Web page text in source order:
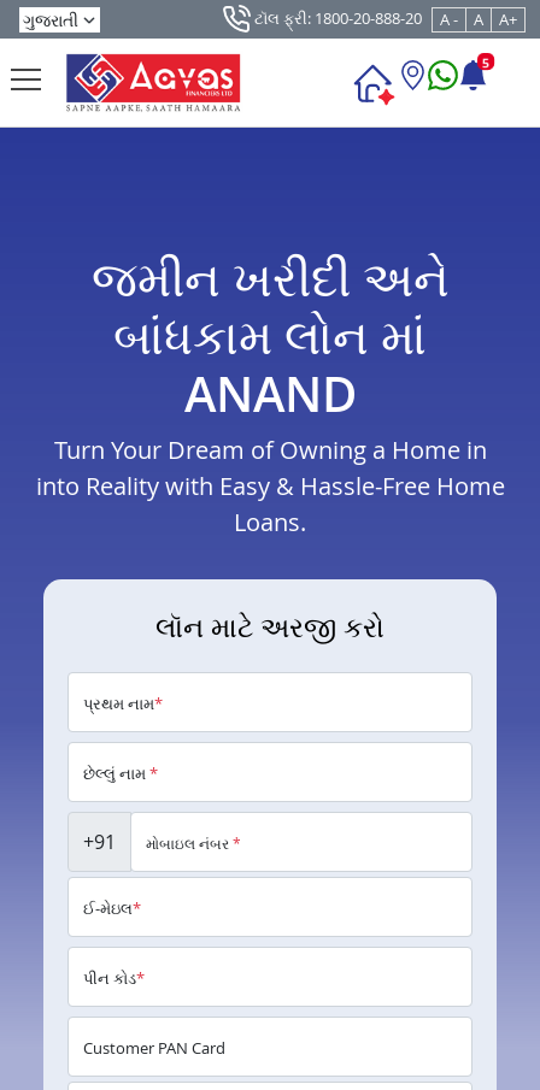
ટૉલ ફ્રી: 1800-20-888-20 A - A A+
5
જમીન ખરીદી અને
બાંધકામ લોન માં
ANAND
Turn Your Dream of Owning a Home in
into Reality with Easy & Hassle-Free Home
Loans.
લૉન માટે અરજી કરો
પ્રથમ નામ*
છેલ્લું નામ*
+91 મોબાઇલ નંબર*
ઈ-મેઇલ*
પીન કોડ*
Customer PAN Card